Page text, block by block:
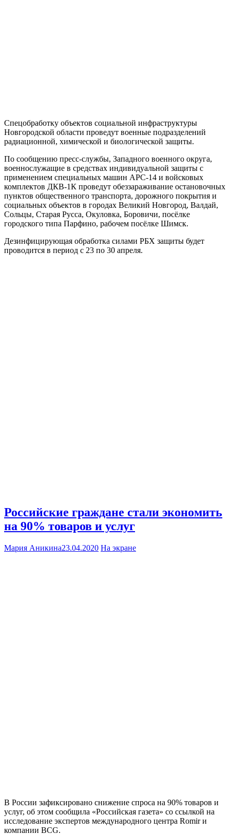
Спецобработку объектов социальной инфраструктуры
Новгородской области проведут военные подразделений
радиационной, химической и биологической защиты.
По сообщению пресс-службы, Западного военного округа,
военнослужащие в средствах индивидуальной защиты с
применением специальных машин АРС-14 и войсковых
комплектов ДКВ-1К проведут обеззараживание остановочных
пунктов общественного транспорта, дорожного покрытия и
социальных объектов в городах Великий Новгород, Валдай,
Сольцы, Старая Русса, Окуловка, Боровичи, посёлке
городского типа Парфино, рабочем посёлке Шимск.
Дезинфицирующая обработка силами РБХ защиты будет
проводится в период с 23 по 30 апреля.
Российские граждане стали экономить
на 90% товаров и услуг
Мария Аникина23.04.2020 На экране
В России зафиксировано снижение спроса на 90% товаров и
услуг, об этом сообщила «Российская газета» со ссылкой на
исследование экспертов международного центра Romir и
компании BCG.